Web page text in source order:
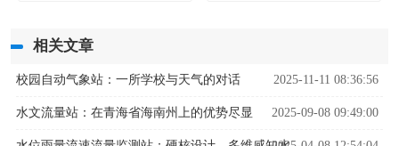
相关文章
校园自动气象站：一所学校与天气的对话 2025-11-11 08:36:56
水文流量站：在青海省海南州上的优势尽显 2025-09-08 09:49:00